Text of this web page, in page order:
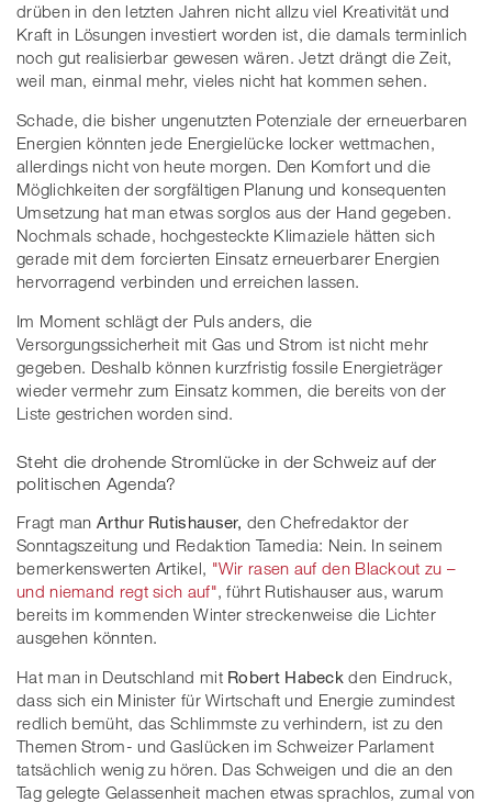
drüben in den letzten Jahren nicht allzu viel Kreativität und
Kraft in Lösungen investiert worden ist, die damals terminlich
noch gut realisierbar gewesen wären. Jetzt drängt die Zeit,
weil man, einmal mehr, vieles nicht hat kommen sehen.
Schade, die bisher ungenutzten Potenziale der erneuerbaren
Energien könnten jede Energielücke locker wettmachen,
allerdings nicht von heute morgen. Den Komfort und die
Möglichkeiten der sorgfältigen Planung und konsequenten
Umsetzung hat man etwas sorglos aus der Hand gegeben.
Nochmals schade, hochgesteckte Klimaziele hätten sich
gerade mit dem forcierten Einsatz erneuerbarer Energien
hervorragend verbinden und erreichen lassen.
Im Moment schlägt der Puls anders, die
Versorgungssicherheit mit Gas und Strom ist nicht mehr
gegeben. Deshalb können kurzfristig fossile Energieträger
wieder vermehr zum Einsatz kommen, die bereits von der
Liste gestrichen worden sind.
Steht die drohende Stromlücke in der Schweiz auf der
politischen Agenda?
Fragt man Arthur Rutishauser, den Chefredaktor der
Sonntagszeitung und Redaktion Tamedia: Nein. In seinem
bemerkenswerten Artikel, "Wir rasen auf den Blackout zu –
und niemand regt sich auf" , führt Rutishauser aus, warum
bereits im kommenden Winter streckenweise die Lichter
ausgehen könnten.
Hat man in Deutschland mit Robert Habeck den Eindruck,
dass sich ein Minister für Wirtschaft und Energie zumindest
redlich bemüht, das Schlimmste zu verhindern, ist zu den
Themen Strom- und Gaslücken im Schweizer Parlament
tatsächlich wenig zu hören. Das Schweigen und die an den
Tag gelegte Gelassenheit machen etwas sprachlos, zumal von